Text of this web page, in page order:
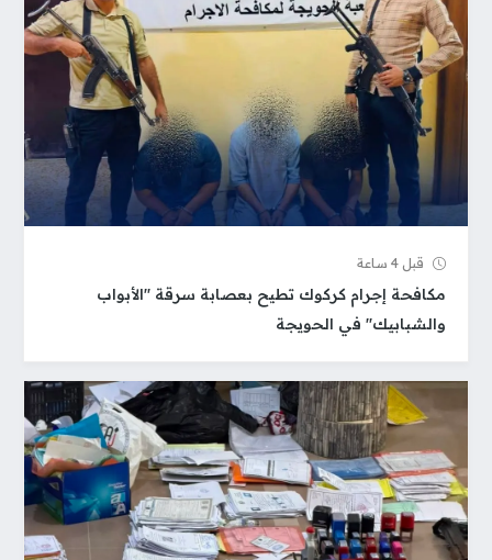
قبل 4 ساعة
مكافحة إجرام كركوك تطيح بعصابة سرقة "الأبواب
والشبابيك" في الحويجة